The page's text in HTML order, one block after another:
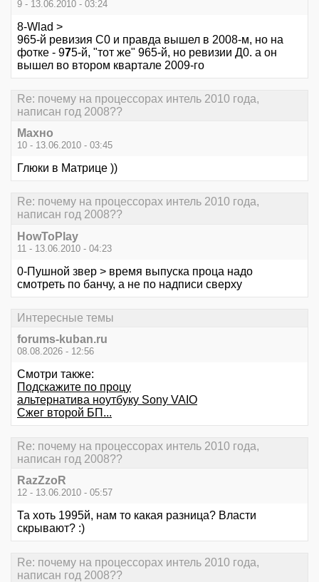
9 - 13.06.2010 - 03:24
8-Wlad >
965-й ревизия С0 и правда вышел в 2008-м, но на
фотке - 975-й, "тот же" 965-й, но ревизии Д0. а он
вышел во втором квартале 2009-го
Re: почему на процессорах интель 2010 года,
написан год 2008??
Махно
10 - 13.06.2010 - 03:45
Глюки в Матрице ))
Re: почему на процессорах интель 2010 года,
написан год 2008??
HowToPlay
11 - 13.06.2010 - 04:23
0-Пушной звер > время выпуска проца надо
смотреть по банчу, а не по надписи сверху
Интересные темы
forums-kuban.ru
08.08.2026 - 12:56
Смотри также:
Подскажите по процу
альтернатива ноутбуку Sony VAIO
Сжег второй БП...
Re: почему на процессорах интель 2010 года,
написан год 2008??
RazZzoR
12 - 13.06.2010 - 05:57
Та хоть 1995й, нам то какая разница? Власти
скрывают? :)
Re: почему на процессорах интель 2010 года,
написан год 2008??